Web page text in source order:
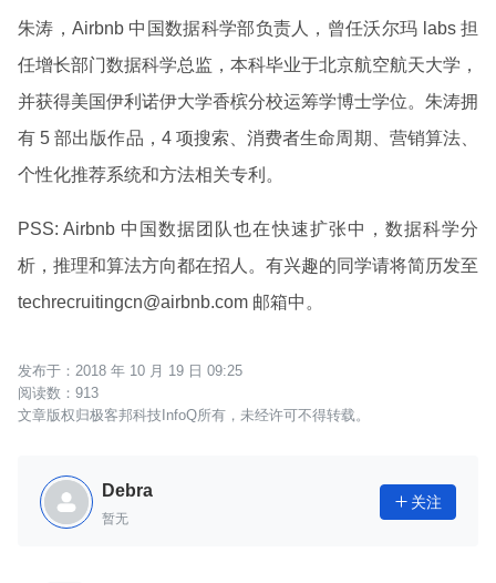
朱涛 ，Airbnb 中国数据科学部负责人，曾任沃尔玛 labs 担
任增长部门数据科学总监，本科毕业于北京航空航天大学，
并获得美国伊利诺伊大学香槟分校运筹学博士学位。 朱涛拥
有 5 部出版作品，4 项搜索、消费者生命周期、营销算法、
个性化推荐系统和方法相关专利。
PSS: Airbnb 中国数据团队也在快速扩张中，数据科学分
析，推理和算法方向都在招人。有兴趣的同学请将简历发至
techrecruitingcn@airbnb.com 邮箱中。
2018 年 10 月 19 日 09:25
913
文章版权归极客邦科技InfoQ所有，未经许可不得转载。
Debra
暂无
 关注